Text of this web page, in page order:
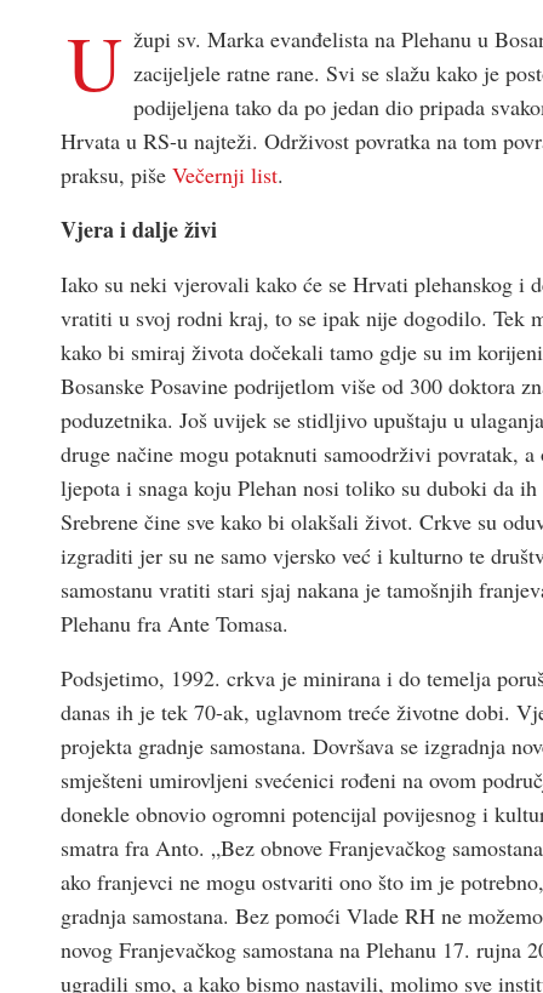
U župi sv. Marka evanđelista na Plehanu u
zacijeljele ratne rane. Svi se slažu kako je
podijeljena tako da po jedan dio pripada
Hrvata u RS-u najteži. Održivost povratka na tom
praksu, piše Večernji list.
Vjera i dalje živi
Iako su neki vjerovali kako će se Hrvati plehanskog i
vratiti u svoj rodni kraj, to se ipak nije dogodilo. Tek
kako bi smiraj života dočekali tamo gdje su im
Bosanske Posavine podrijetlom više od 300 doktora
poduzetnika. Još uvijek se stidljivo upuštaju u
druge načine mogu potaknuti samoodrživi povratak,
ljepota i snaga koju Plehan nosi toliko su duboki da
Srebrene čine sve kako bi olakšali život. Crkve su
izgraditi jer su ne samo vjersko već i kulturno te
samostanu vratiti stari sjaj nakana je tamošnjih
Plehanu fra Ante Tomasa.
Podsjetimo, 1992. crkva je minirana i do temelja
danas ih je tek 70-ak, uglavnom treće životne dobi.
projekta gradnje samostana. Dovršava se izgradnja
smješteni umirovljeni svećenici rođeni na ovom
donekle obnovio ogromni potencijal povijesnog i
smatra fra Anto. „Bez obnove Franjevačkog
ako franjevci ne mogu ostvariti ono što im je
gradnja samostana. Bez pomoći Vlade RH ne
novog Franjevačkog samostana na Plehanu 17.
ugradili smo, a kako bismo nastavili, molimo sve